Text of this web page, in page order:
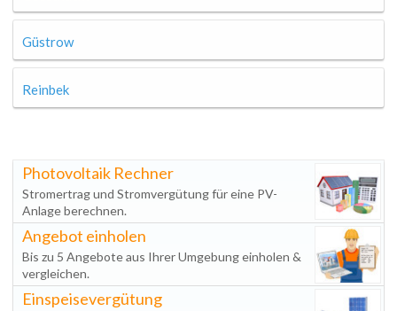
Güstrow
Reinbek
Photovoltaik Rechner
Stromertrag und Stromvergütung für eine PV-
Anlage berechnen.
Angebot einholen
Bis zu 5 Angebote aus Ihrer Umgebung einholen &
vergleichen.
Einspeisevergütung